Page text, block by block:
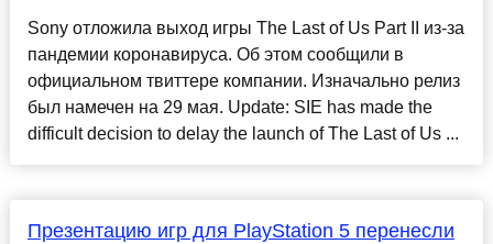
Sony отложила выход игры The Last of Us Part II из-за
пандемии коронавируса. Об этом сообщили в
официальном твиттере компании. Изначально релиз
был намечен на 29 мая. Update: SIE has made the
difficult decision to delay the launch of The Last of Us ...
Презентацию игр для PlayStation 5 перенесли